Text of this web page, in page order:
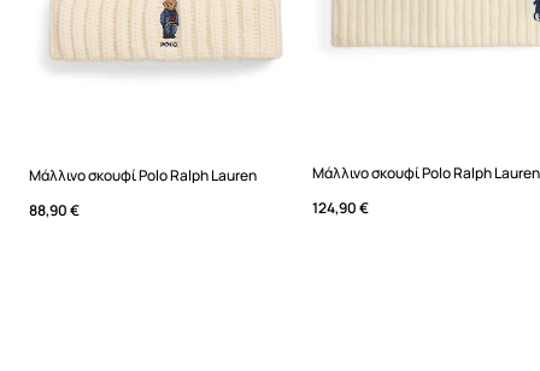
Μάλλινο σκουφί Polo Ralph Lauren
88,90 €
Μάλλινο σκουφί Polo Ralph Lauren
124,90 €